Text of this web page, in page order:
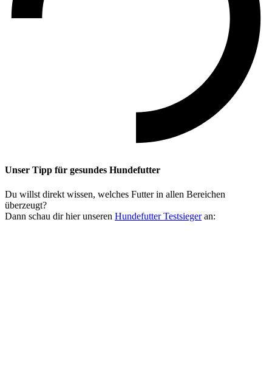
Unser Tipp für gesundes Hundefutter
Du willst direkt wissen, welches Futter in allen Bereichen
überzeugt?
Dann schau dir hier unseren Hundefutter Testsiegeran: